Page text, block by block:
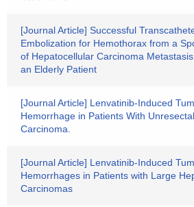
[Journal Article] Successful
Embolization for Hemothorax from a
of Hepatocellular Carcinoma
an Elderly Patient
[Journal Article] Lenvatinib-Induced
Hemorrhage in Patients With
Carcinoma.
[Journal Article] Lenvatinib-Induced
Hemorrhages in Patients with Large
Carcinomas